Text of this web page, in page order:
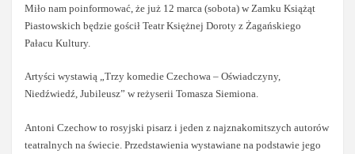
Miło nam poinformować, że już 12 marca (sobota) w Zamku Książąt
Piastowskich będzie gościł Teatr Księżnej Doroty z Żagańskiego
Pałacu Kultury.
Artyści wystawią „Trzy komedie Czechowa – Oświadczyny,
Niedźwiedź, Jubileusz” w reżyserii Tomasza Siemiona.
Antoni Czechow to rosyjski pisarz i jeden z najznakomitszych autorów
teatralnych na świecie. Przedstawienia wystawiane na podstawie jego